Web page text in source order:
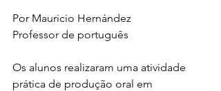
Por Mauricio Hernández
Professor de português
Os alunos realizaram uma atividade
prática de produção oral em